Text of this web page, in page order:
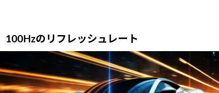
100Hzのリフレッシュレート